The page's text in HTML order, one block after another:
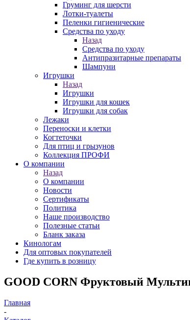
Груминг для шерсти
Лотки-туалеты
Пеленки гигиенические
Средства по уходу
Назад
Средства по уходу
Антипразитарные препараты
Шампуни
Игрушки
Назад
Игрушки
Игрушки для кошек
Игрушки для собак
Лежаки
Переноски и клетки
Когтеточки
Для птиц и грызунов
Коллекция ПРОФИ
О компании
Назад
О компании
Новости
Сертификаты
Политика
Наше производство
Полезные статьи
Бланк заказа
Кинологам
Для оптовых покупателей
Где купить в розницу
GOOD CORN Фруктовый
Главная
-